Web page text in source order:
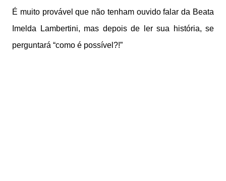
É muito provável que não tenham ouvido falar da Beata
Imelda Lambertini, mas depois de ler sua história, se
perguntará “como é possível?!”